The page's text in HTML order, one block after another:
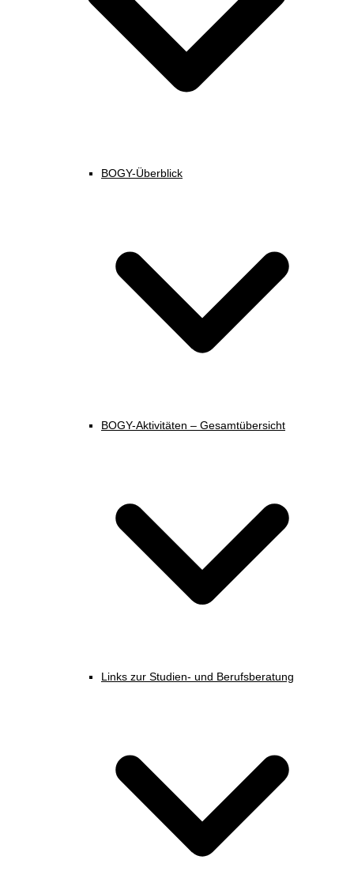
BOGY-Überblick
BOGY-Aktivitäten – Gesamtübersicht
Links zur Studien- und Berufsberatung